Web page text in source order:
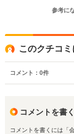
参考に
このクチコ
コメント： 0件
コメントを書く
コメントを書くには「